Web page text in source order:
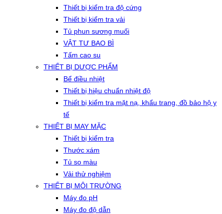
Thiết bị kiểm tra độ cứng
Thiết bị kiểm tra vải
Tủ phun sương muối
VẬT TƯ BAO BÌ
Tấm cao su
THIẾT BỊ DƯỢC PHẨM
Bể điều nhiệt
Thiết bị hiệu chuẩn nhiệt độ
Thiết bị kiểm tra mặt nạ, khẩu trang, đồ bảo hộ y
tế
THIẾT BỊ MAY MẶC
Thiết bị kiểm tra
Thước xám
Tủ so màu
Vải thử nghiệm
THIẾT BỊ MÔI TRƯỜNG
Máy đo pH
Máy đo độ dẫn